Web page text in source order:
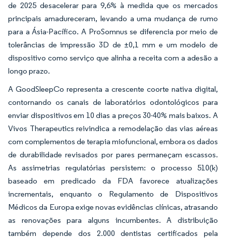
de 2025 desacelerar para 9,6% à medida que os mercados
principais amadureceram, levando a uma mudança de rumo
para a Ásia-Pacífico. A ProSomnus se diferencia por meio de
tolerâncias de impressão 3D de ±0,1 mm e um modelo de
dispositivo como serviço que alinha a receita com a adesão a
longo prazo.
A GoodSleepCo representa a crescente coorte nativa digital,
contornando os canais de laboratórios odontológicos para
enviar dispositivos em 10 dias a preços 30-40% mais baixos. A
Vivos Therapeutics reivindica a remodelação das vias aéreas
com complementos de terapia miofuncional, embora os dados
de durabilidade revisados por pares permaneçam escassos.
As assimetrias regulatórias persistem: o processo 510(k)
baseado em predicado da FDA favorece atualizações
incrementais, enquanto o Regulamento de Dispositivos
Médicos da Europa exige novas evidências clínicas, atrasando
as renovações para alguns incumbentes. A distribuição
também depende dos 2.000 dentistas certificados pela